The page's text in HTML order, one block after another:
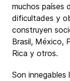
muchos países
dificultades y
construyen
Brasil, México,
Rica y otros.
Son innegables